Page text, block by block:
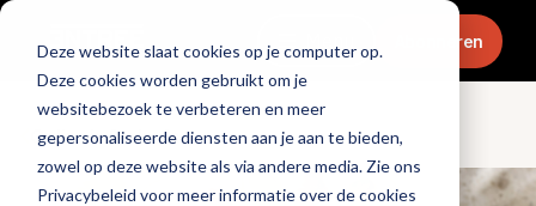
Deze website slaat cookies op je computer op.
Deze cookies worden gebruikt om je
websitebezoek te verbeteren en meer
gepersonaliseerde diensten aan je aan te bieden,
zowel op deze website als via andere media. Zie ons
Privacybeleid voor meer informatie over de cookies
Menu Abonneren
Culinair & chefs